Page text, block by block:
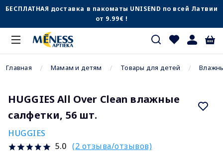
БЕСПЛАТНАЯ доставка в пакоматы UNISEND по всей Латвии
от 9.99€ !
Главная Мамам и детям Товары для детей
HUGGIES All Over Clean влажные
салфетки, 56 шт.
HUGGIES
5.0 (2 отзыва/отзывов)